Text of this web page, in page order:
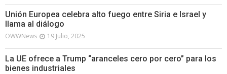
Unión Europea celebra alto fuego entre Siria e Israel y
llama al diálogo
OWWNews 19 Julio, 2025
La UE ofrece a Trump “aranceles cero por cero” para los
bienes industriales